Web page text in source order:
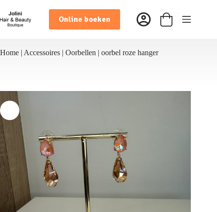
naar
de
inhoud
Online boeken Winkelwagen
Home | Accessoires | Oorbellen | oorbel roze hanger